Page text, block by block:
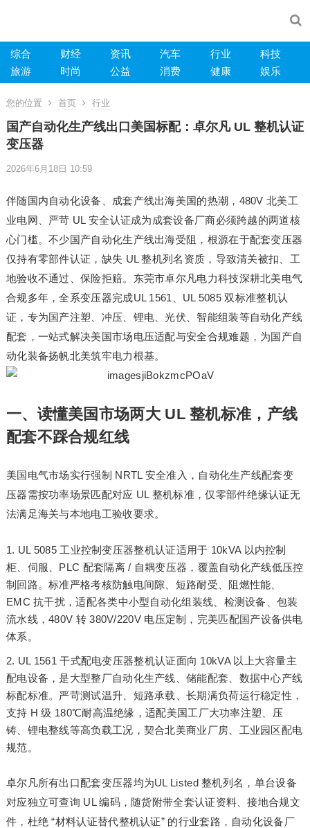
综合 财经 资讯 汽车 行业
科技
旅游
时尚 公益 消费 健康 娱乐
您的位置 首页 行业
国产自动化生产线出口美国标配：卓尔凡 UL 整机认证
变压器
2026年6月18日 10:59
伴随国内自动化设备、成套产线出海美国的热潮，480V 北美工
业电网、严苛 UL 安全认证成为成套设备厂商必须跨越的两道核
心门槛。不少国产自动化生产线出海受阻，根源在于配套变压器
仅持有零部件认证，缺失 UL 整机列名资质，导致清关被扣、工
地验收不通过、保险拒赔。东莞市卓尔凡电力科技深耕北美电气
合规多年，全系变压器完成UL 1561、UL 5085 双标准整机认
证，专为国产注塑、冲压、锂电、光伏、智能组装等自动化产线
配套，一站式解决美国市场电压适配与安全合规难题，为国产自
动化装备扬帆北美筑牢电力根基。
一、读懂美国市场两大 UL 整机标准，产线
配套不踩合规红线
美国电气市场实行强制 NRTL 安全准入，自动化生产线配套变
压器需按功率场景匹配对应 UL 整机标准，仅零部件绝缘认证无
法满足海关与本地电工验收要求。
UL 5085 工业控制变压器整机认证适用于 10kVA 以内控制
柜、伺服、PLC 配套隔离 / 自耦变压器，覆盖自动化产线低压控
制回路。标准严格考核防触电间隙、短路耐受、阻燃性能、
EMC 抗干扰，适配各类中小型自动化组装线、检测设备、包装
流水线，480V 转 380V/220V 电压定制，完美匹配国产设备供电
体系。
UL 1561 干式配电变压器整机认证面向 10kVA 以上大容量主
配电设备，是大型整厂自动化生产线、储能配套、数据中心产线
标配标准。严苛测试温升、短路承载、长期满负荷运行稳定性，
支持 H 级 180℃耐高温绝缘，适配美国工厂大功率注塑、压
铸、锂电整线等高负载工况，契合北美商业厂房、工业园区配电
规范。
卓尔凡所有出口配套变压器均为UL Listed 整机列名，单台设备
对应独立可查询 UL 编码，随货附带全套认证资料、接地合规文
件，杜绝 “材料认证替代整机认证” 的行业套路，自动化设备厂